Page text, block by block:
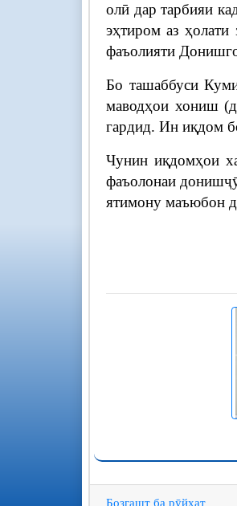
олӣ дар тарбияи
эҳтиром аз
фаъолияти
Бо ташаббуси
маводҳои хониш
гардид. Ин иқдом
Чунин иқдомҳои
фаъолонаи
ятимону маъюбон
Бозгашт ба рӯйхат